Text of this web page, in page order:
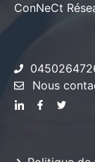
ConNeCt
Nous